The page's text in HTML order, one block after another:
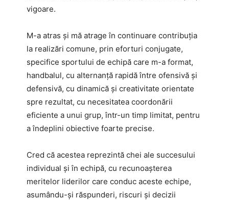
vigoare.
M-a atras și mă atrage în continuare contribuția
la realizări comune, prin eforturi conjugate,
specifice sportului de echipă care m-a format,
handbalul, cu alternanță rapidă între ofensivă și
defensivă, cu dinamică și creativitate orientate
spre rezultat, cu necesitatea coordonării
eficiente a unui grup, într-un timp limitat, pentru
a îndeplini obiective foarte precise.
Cred că acestea reprezintă chei ale succesului
individual și în echipă, cu recunoașterea
meritelor liderilor care conduc aceste echipe,
asumându-și răspunderi, riscuri și decizii